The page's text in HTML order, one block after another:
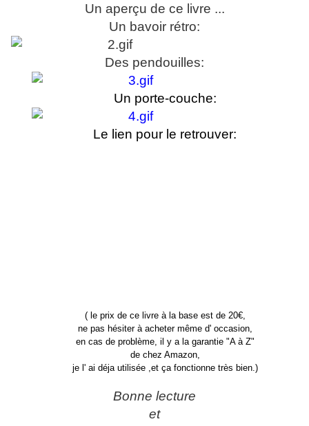
Un aperçu de ce livre ...
Un bavoir rétro:
Des pendouilles:
Un porte-couche:
Le lien pour le retrouver:
( le prix de ce livre à la base est de 20€,
ne pas hésiter à acheter même d' occasion,
en cas de problème, il y a la garantie "A à Z"
de chez Amazon,
je l' ai déja utilisée ,et ça fonctionne très bien.)
Bonne lecture
et